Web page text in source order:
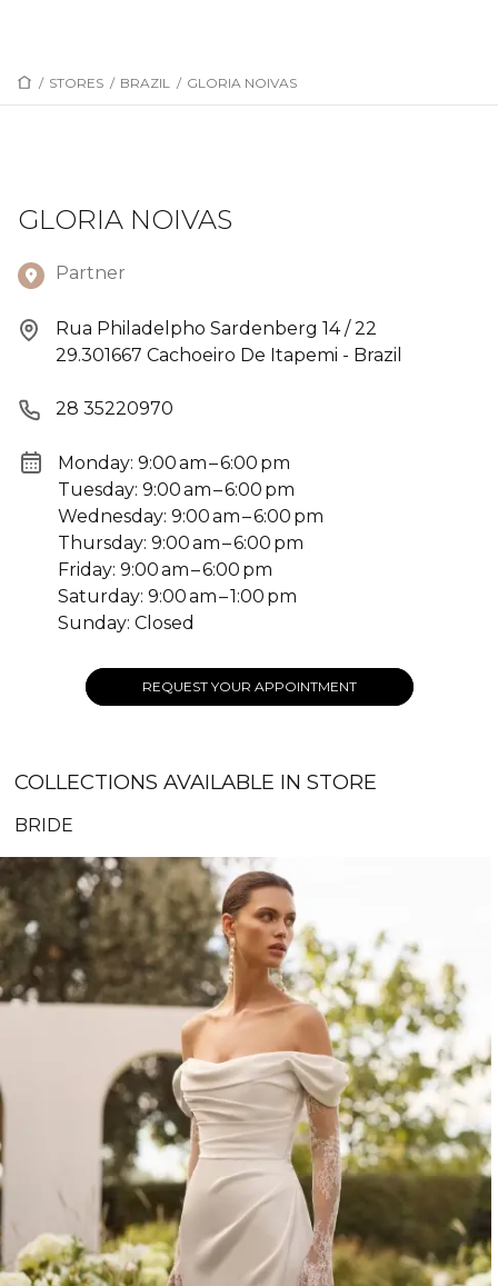
/ STORES / BRAZIL / GLORIA NOIVAS
GLORIA NOIVAS
Partner
Rua Philadelpho Sardenberg 14 / 22
29.301667 Cachoeiro De Itapemi - Brazil
28 35220970
Monday: 9:00 am – 6:00 pm
Tuesday: 9:00 am – 6:00 pm
Wednesday: 9:00 am – 6:00 pm
Thursday: 9:00 am – 6:00 pm
Friday: 9:00 am – 6:00 pm
Saturday: 9:00 am – 1:00 pm
Sunday: Closed
REQUEST YOUR APPOINTMENT
COLLECTIONS AVAILABLE IN STORE
BRIDE